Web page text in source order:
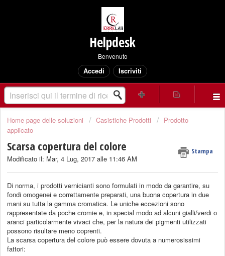
Helpdesk
Benvenuto
Accedi Iscriviti
Home page delle soluzioni Casistiche Prodotti
Prodotto
applicato
Scarsa copertura del colore Stampa
Modificato il: Mar, 4 Lug, 2017 alle 11:46 AM
Di norma, i prodotti vernicianti sono formulati in modo da garantire, su
fondi omogenei e correttamente preparati, una buona copertura in due
mani su tutta la gamma cromatica. Le uniche eccezioni sono
rappresentate da poche cromie e, in special modo ad alcuni gialli/verdi o
aranci particolarmente vivaci che, per la natura dei pigmenti utilizzati
possono risultare meno coprenti.
La scarsa copertura del colore può essere dovuta a numerosissimi
fattori: